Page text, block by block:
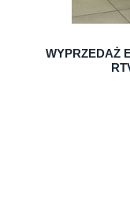
WYPRZEDAŻ